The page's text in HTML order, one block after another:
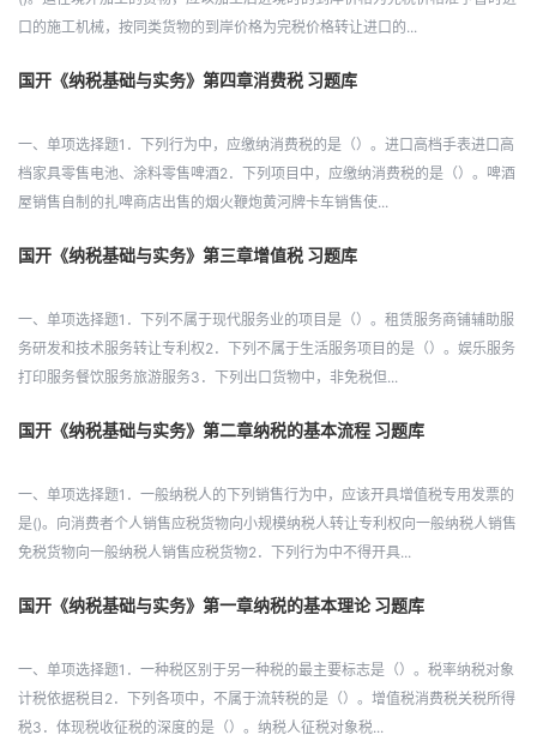
口的施工机械，按同类货物的到岸价格为完税价格转让进口的...
国开《纳税基础与实务》第四章消费税 习题库
一、单项选择题1．下列行为中，应缴纳消费税的是（）。进口高档手表进口高
档家具零售电池、涂料零售啤酒2．下列项目中，应缴纳消费税的是（）。啤酒
屋销售自制的扎啤商店出售的烟火鞭炮黄河牌卡车销售使...
国开《纳税基础与实务》第三章增值税 习题库
一、单项选择题1．下列不属于现代服务业的项目是（）。租赁服务商铺辅助服
务研发和技术服务转让专利权2．下列不属于生活服务项目的是（）。娱乐服务
打印服务餐饮服务旅游服务3．下列出口货物中，非免税但...
国开《纳税基础与实务》第二章纳税的基本流程 习题库
一、单项选择题1．一般纳税人的下列销售行为中，应该开具增值税专用发票的
是()。向消费者个人销售应税货物向小规模纳税人转让专利权向一般纳税人销售
免税货物向一般纳税人销售应税货物2．下列行为中不得开具...
国开《纳税基础与实务》第一章纳税的基本理论 习题库
一、单项选择题1．一种税区别于另一种税的最主要标志是（）。税率纳税对象
计税依据税目2．下列各项中，不属于流转税的是（）。增值税消费税关税所得
税3．体现税收征税的深度的是（）。纳税人征税对象税...